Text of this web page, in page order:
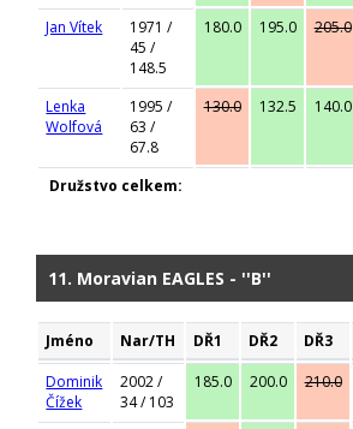
Jan Vítek
1971 /
45 /
148.5
180.0 195.0 205.0
Lenka
Wolfová
1995 /
63 /
67.8
130.0 132.5 140.0
Družstvo celkem:
11. Moravian EAGLES - ''B''
Jméno Nar/TH DŘ1 DŘ2 DŘ3
Dominik
Čížek
2002 /
34 / 103
185.0 200.0 210.0